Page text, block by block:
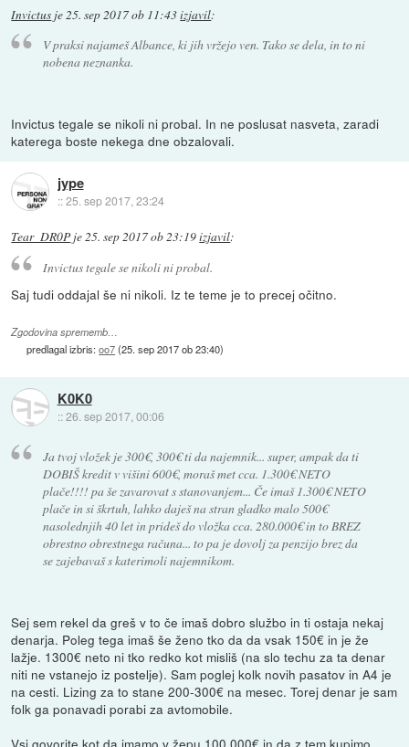
Invictus je25. sep 2017 ob 11:43izjavil:
V praksi najameš Albance, ki jih vržejo ven. Tako se dela, in to ni
nobena neznanka.
Invictus tegale se nikoli ni probal. In ne poslusat nasveta, zaradi
katerega boste nekega dne obzalovali.
jype
::25. sep 2017, 23:24
Tear_DR0P je25. sep 2017 ob 23:19izjavil:
Invictus tegale se nikoli ni probal.
Saj tudi oddajal še ni nikoli. Iz te teme je to precej očitno.
Zgodovina sprememb…
predlagal izbris:oo7(25. sep 2017 ob 23:40)
K0K0
::26. sep 2017, 00:06
Ja tvoj vložek je 300€, 300€ ti da najemnik... super, ampak da ti
DOBIŠ kredit v višini 600€, moraš met cca. 1.300€ NETO
plače!!!! pa še zavarovat s stanovanjem... Če imaš 1.300€ NETO
plače in si škrtuh, lahko daješ na stran gladko malo 500€
nasolednjih 40 let in prideš do vložka cca. 280.000€ in to BREZ
obrestno obrestnega računa... to pa je dovolj za penzijo brez da
se zajebavaš s katerimoli najemnikom.
Sej sem rekel da greš v to če imaš dobro službo in ti ostaja nekaj
denarja. Poleg tega imaš še ženo tko da da vsak 150€ in je že
lažje. 1300€ neto ni tko redko kot misliš (na slo techu za ta denar
niti ne vstanejo iz postelje). Sam poglej kolk novih pasatov in A4 je
na cesti. Lizing za to stane 200-300€ na mesec. Torej denar je sam
folk ga ponavadi porabi za avtomobile.
Vsi govorite kot da imamo v žepu 100.000€ in da z tem kupimo